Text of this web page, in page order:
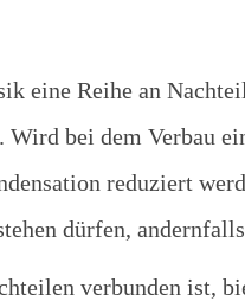
eine Reihe an
bei dem Verbau
reduziert
dürfen,
verbunden ist,